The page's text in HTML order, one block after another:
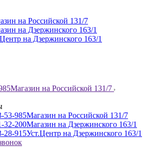
на Российской 131/7
на Дзержинского 163/1
на Дзержинского 163/1
Магазин на Российской 131/7
53-985Магазин на Российской 131/7
32-200Магазин на Дзержинского 163/1
28-915Уст.Центр на Дзержинского 163/1